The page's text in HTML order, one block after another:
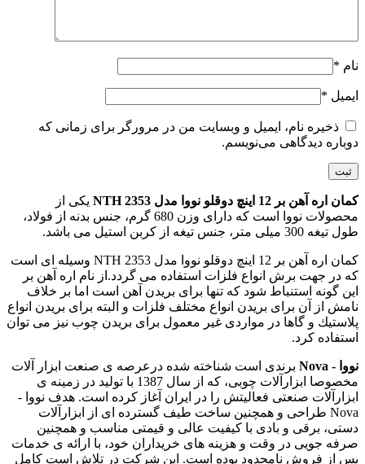
نام *
ایمیل *
ذخیره نام، ایمیل و وبسایت من در مرورگر برای زمانی که
دوباره دیدگاهی می‌نویسم.
کمان اره آهن بر 12 اینچ دوقلو نووا مدل NTH 2353
یکی از
محصولات نووا است که دارای وزن 680 گرم، جنس بدنه از فولاد،
طول تیغه 300 میلی متر، جنس تیغه از کربن استیل می باشد.
کمان اره آهن بر 12 اینچ دوقلو نووا مدل NTH 2353 وسیله ای است
كه در جهت برش انواع فلزات استفاده مى گردد.از نام اره آهن بر
اين گونه استنباط شود كه تنها براى بريدن آهن است اما بر خلاف
نامش از آن براى بريدن انواع مختلف فلزات و البته براى بریدن انواع
پلاستيك و گاها در مواردى غير معمول براى بريدن چوب نیز می توان
استفاده كرد.
نووا - Nova
برندی است شناخته شده درعرصه ی صنعت ابزار آلات
مخصوصا ابزارآلات چوبی، که از سال 1387 با تولید در زمینه ی
ابزارآلات صنعتی فعالیتش را در ایران آغاز کرده است. هدف نووا -
Nova طراحی و همچنین ساخت طیف گسترده ای از ابزارآلات
دستی، برقی و بادی با کیفیت عالی و قیمتی مناسب و همچنین
صرفه جویی در وقت و هزینه های خریداران خود، با ارائه ی خدمات
پس از فروش نامحدود بوده است. این شرکت در تلاش است کامل